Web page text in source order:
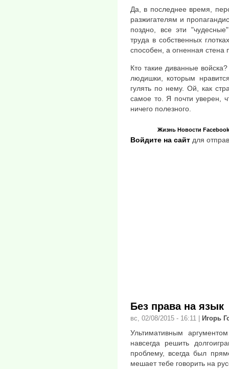
Да, в последнее время,
разжигателям и
поздно, все эти
труда в собственных
способен, а огненная стена
Кто такие диванные
людишки, которым
гулять по нему. Ой, как
самое то. Я почти уверен,
ничего полезного.
Жизнь Новости Facebook
Войдите на сайт для
Без права на язык
вс, 02/08/2015 - 16:11 Игорь
Ультимативным
навсегда решить
проблему, всегда был
мешает тебе говорить на